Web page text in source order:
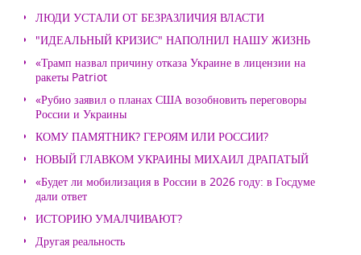
ЛЮДИ УСТАЛИ ОТ БЕЗРАЗЛИЧИЯ ВЛАСТИ
"ИДЕАЛЬНЫЙ КРИЗИС" НАПОЛНИЛ НАШУ ЖИЗНЬ
«Трамп назвал причину отказа Украине в лицензии на
ракеты Patriot
«Рубио заявил о планах США возобновить переговоры
России и Украины
КОМУ ПАМЯТНИК? ГЕРОЯМ ИЛИ РОССИИ?
НОВЫЙ ГЛАВКОМ УКРАИНЫ МИХАИЛ ДРАПАТЫЙ
«Будет ли мобилизация в России в 2026 году: в Госдуме
дали ответ
ИСТОРИЮ УМАЛЧИВАЮТ?
Другая реальность